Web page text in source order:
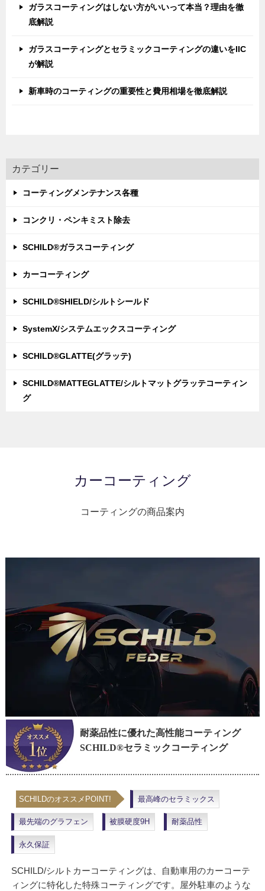
ガラスコーティングはしない方がいいって本当？理由を徹
底解説
ガラスコーティングとセラミックコーティングの違いをIIC
が解説
新車時のコーティングの重要性と費用相場を徹底解説
カテゴリー
コーティングメンテナンス各種
コンクリ・ペンキミスト除去
SCHILD®ガラスコーティング
カーコーティング
SCHILD®SHIELD/シルトシールド
SystemX/システムエックスコーティング
SCHILD®GLATTE(グラッテ)
SCHILD®MATTEGLATTE/シルトマットグラッテコーティン
グ
カーコーティング
コーティングの商品案内
耐薬品性に優れた高性能コーティング
SCHILD®セラミックコーティング
SCHILDのオススメPOINT! 最高峰のセラミックス
最先端のグラフェン 被膜硬度9H 耐薬品性
永久保証
SCHILD/シルトカーコーティングは、自動車用のカーコーテ
ィングに特化した特殊コーティングです。屋外駐車のような